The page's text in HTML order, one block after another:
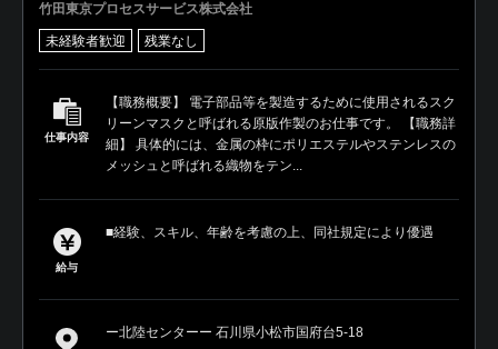
竹田東京プロセスサービス株式会社
未経験者歓迎 残業なし
仕事内容
【職務概要】 電子部品等を製造するために使用されるスク
リーンマスクと呼ばれる原版作製のお仕事です。 【職務詳
細】 具体的には、金属の枠にポリエステルやステンレスの
メッシュと呼ばれる織物をテン...
給与
■経験、スキル、年齢を考慮の上、同社規定により優遇
ー北陸センターー 石川県小松市国府台5-18